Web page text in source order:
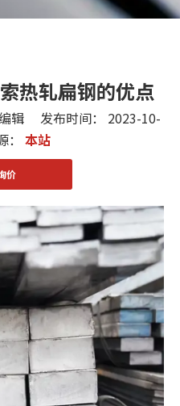
热轧扁钢的优点
辑 发布时间： 2023-10-
本站
价